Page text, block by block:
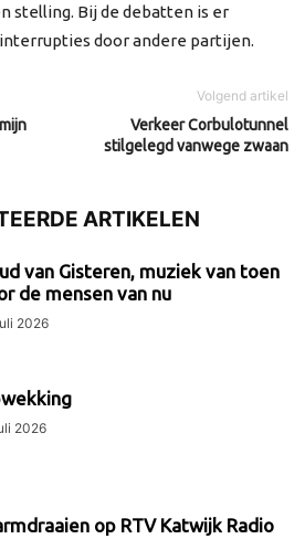
stelling. Bij de debatten is er
door andere partijen.
Volgend artikel
Verkeer Corbulotunnel
stilgelegd vanwege zwaan
ARTIKELEN
van Gisteren, muziek van toen
de mensen van nu
2026
2026
op RTV Katwijk Radio